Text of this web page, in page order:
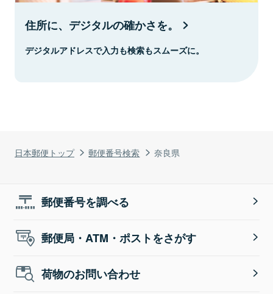
日本郵便トップ 郵便番号検索 奈良県
住所に、デジタルの確かさを。
デジタルアドレスで入力も検索もスムーズに。
郵便番号を調べる
郵便局・ATM・ポストをさがす
荷物のお問い合わせ